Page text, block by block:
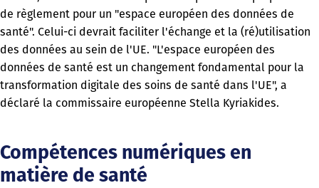
de règlement pour un "espace européen des données de
santé". Celui-ci devrait faciliter l'échange et la (ré)utilisation
des données au sein de l'UE. "L'espace européen des
données de santé est un changement fondamental pour la
transformation digitale des soins de santé dans l'UE", a
déclaré la commissaire européenne Stella Kyriakides.
Compétences numériques en
matière de santé